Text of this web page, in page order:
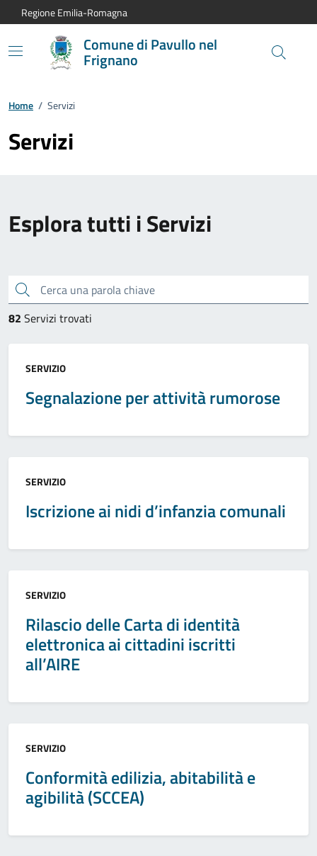
Vai al contenuto principale
Vai alla navigazione del sito
Vai al piede di pagina
Regione Emilia-Romagna
Comune di Pavullo nel
Frignano
Home / Servizi
Servizi
Esplora tutti i Servizi
Cerca una parola chiave
82 Servizi trovati
Categoria:
SERVIZIO
Segnalazione per attività rumorose
Categoria:
SERVIZIO
Iscrizione ai nidi d’infanzia comunali
Categoria:
SERVIZIO
Rilascio delle Carta di identità
elettronica ai cittadini iscritti
all’AIRE
Categoria:
SERVIZIO
Conformità edilizia, abitabilità e
agibilità (SCCEA)